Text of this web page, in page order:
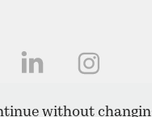
without